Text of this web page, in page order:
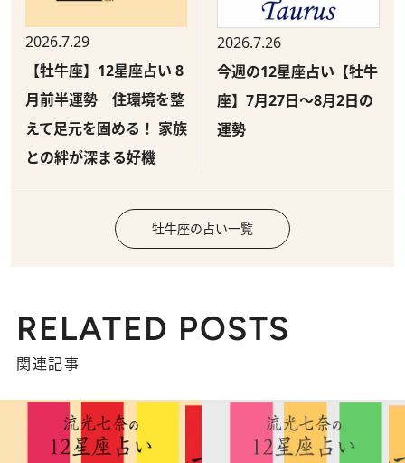
2026.7.29
【牡牛座】12星座占い 8
月前半運勢 住環境を整
えて足元を固める！ 家族
との絆が深まる好機
2026.7.26
今週の12星座占い【牡牛
座】7月27日～8月2日の
運勢
牡牛座の占い一覧
RELATED POSTS
関連記事